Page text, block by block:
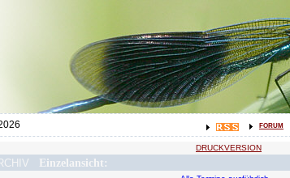
forum
DRUCKVERSION
Einzelansicht: